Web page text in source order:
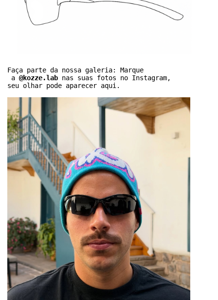
Faça parte da nossa galeria: Marque
a @kozze.lab nas suas fotos no Instagram,
seu olhar pode aparecer aqui.